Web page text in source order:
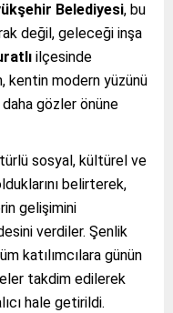
Belediyesi, bu
değil, geleceği inşa
ilçesinde
kentin modern yüzünü
gözler önüne
sosyal, kültürel ve
belirterek,
gelişimini
verdiler. Şenlik
katılımcılara günün
takdim edilerek
hale getirildi.